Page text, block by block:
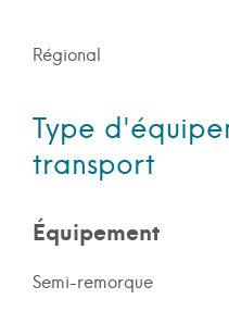
Régional
Type
transport
Équipement
Semi-remorque